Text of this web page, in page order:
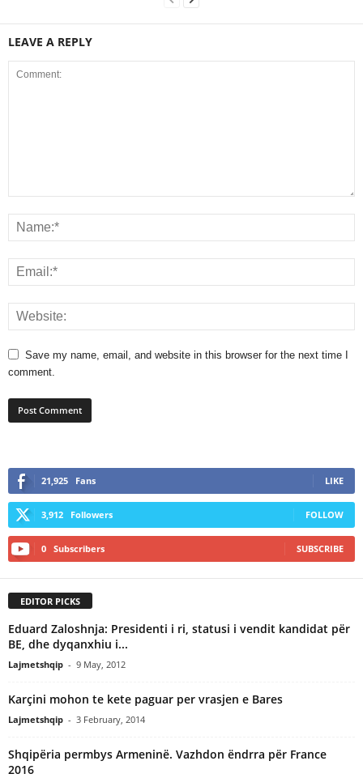
LEAVE A REPLY
Save my name, email, and website in this browser for the next time I
comment.
21,925 Fans LIKE
3,912 Followers FOLLOW
0 Subscribers SUBSCRIBE
EDITOR PICKS
Eduard Zaloshnja: Presidenti i ri, statusi i vendit kandidat për
BE, dhe dyqanxhiu i...
Lajmetshqip - 9 May, 2012
Karçini mohon te kete paguar per vrasjen e Bares
Lajmetshqip - 3 February, 2014
Shqipëria permbys Armeninë. Vazhdon ëndrra për France
2016